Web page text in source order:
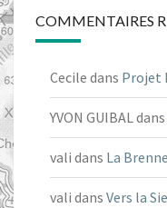
COMMENTAIRES
Cecile dans Projet
YVON GUIBALdans
vali dans La Brenne
vali dans Vers la